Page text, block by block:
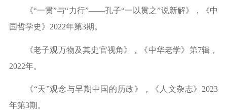
《“一贯”与“力行”——孔子“一以贯之”说新解》，《中
国哲学史》2022年第3期。
《老子观万物及其史官视角》，《中华老学》第7辑，
2022年。
《“天”观念与早期中国的历政》，《人文杂志》2023
年第3期。